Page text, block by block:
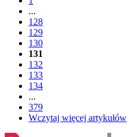
...
128
129
130
131
132
133
134
...
379
Wczytaj więcej artykułów